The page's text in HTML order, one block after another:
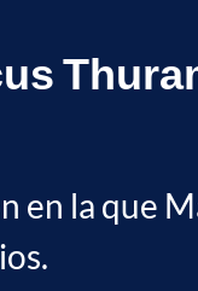
en la que